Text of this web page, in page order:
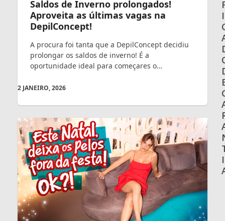
Saldos de Inverno prolongados!
Aproveita as últimas vagas na
DepilConcept!
A procura foi tanta que a DepilConcept decidiu
prolongar os saldos de inverno! É a
oportunidade ideal para começares o…
2 JANEIRO, 2026
I
I